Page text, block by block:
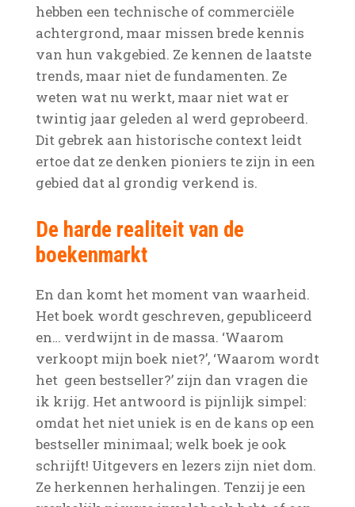
hebben een technische of commerciële
achtergrond, maar missen brede kennis
van hun vakgebied. Ze kennen de laatste
trends, maar niet de fundamenten. Ze
weten wat nu werkt, maar niet wat er
twintig jaar geleden al werd geprobeerd.
Dit gebrek aan historische context leidt
ertoe dat ze denken pioniers te zijn in een
gebied dat al grondig verkend is.
De harde realiteit van de
boekenmarkt
En dan komt het moment van waarheid.
Het boek wordt geschreven, gepubliceerd
en… verdwijnt in de massa. ‘Waarom
verkoopt mijn boek niet?’, ‘Waarom wordt
het geen bestseller?’ zijn dan vragen die
ik krijg. Het antwoord is pijnlijk simpel:
omdat het niet uniek is en de kans op een
bestseller minimaal; welk boek je ook
schrijft! Uitgevers en lezers zijn niet dom.
Ze herkennen herhalingen. Tenzij je een